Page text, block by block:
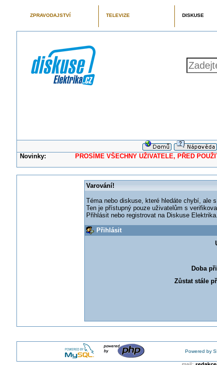
ZPRAVODAJSTVÍ TELEVIZE DISKUSE
Novinky: PROSÍME VŠECHNY UŽIVATELE, PŘED
Varování!
Téma nebo diskuse, které hledáte chybí, ale
Ten je přístupný pouze uživatelům s
Přihlásit nebo registrovat na Diskuse
Přihlásit
Doba
Zůstat stále
Powered by